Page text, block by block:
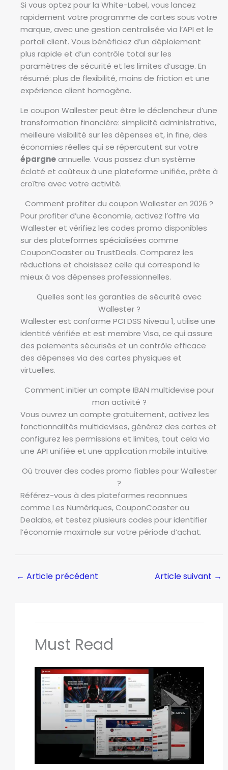
Si vous optez pour la White-Label, vous lancez
rapidement votre programme de cartes sous votre
marque, avec une gestion centralisée via l’API et le
portail client. Vous bénéficiez d’un déploiement
plus rapide et d’un contrôle total sur les
paramètres de sécurité et les limites d’usage. En
résumé: plus de flexibilité, moins de friction et une
expérience client homogène.
Le coupon Wallester peut être le déclencheur d’une
transformation financière: simplicité administrative,
meilleure visibilité sur les dépenses et, in fine, des
économies réelles qui se répercutent sur votre
épargneannuelle. Vous passez d’un système
éclaté et coûteux à une plateforme unifiée, prête à
croître avec votre activité.
Comment profiter du coupon Wallester en 2026 ?
Pour profiter d’une économie, activez l’offre via
Wallester et vérifiez les codes promo disponibles
sur des plateformes spécialisées comme
CouponCoaster ou TrustDeals. Comparez les
réductions et choisissez celle qui correspond le
mieux à vos dépenses professionnelles.
Quelles sont les garanties de sécurité avec
Wallester ?
Wallester est conforme PCI DSS Niveau 1, utilise une
identité vérifiée et est membre Visa, ce qui assure
des paiements sécurisés et un contrôle efficace
des dépenses via des cartes physiques et
virtuelles.
Comment initier un compte IBAN multidevise pour
mon activité ?
Vous ouvrez un compte gratuitement, activez les
fonctionnalités multidevises, générez des cartes et
configurez les permissions et limites, tout cela via
une API unifiée et une application mobile intuitive.
Où trouver des codes promo fiables pour Wallester
?
Référez-vous à des plateformes reconnues
comme Les Numériques, CouponCoaster ou
Dealabs, et testez plusieurs codes pour identifier
l’économie maximale sur votre période d’achat.
← Article précédent Article suivant →
Must Read